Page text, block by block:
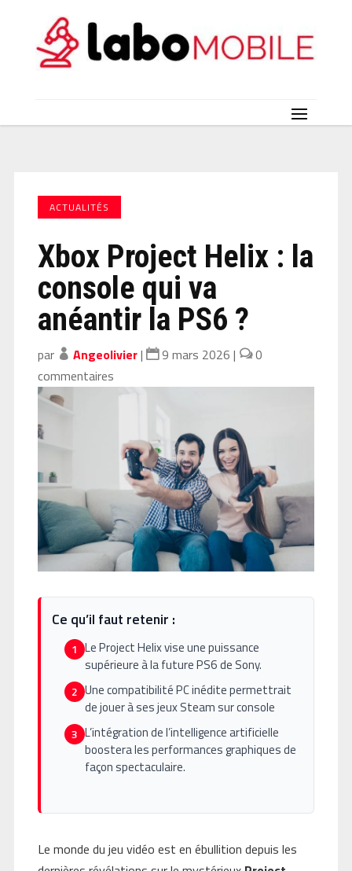
ACTUALITÉS
Xbox Project Helix : la
console qui va
anéantir la PS6 ?
par Angeolivier| 9 mars 2026 |
0
commentaires
Ce qu’il faut retenir :
1 Le Project Helix vise une puissance
supérieure à la future PS6 de Sony.
2 Une compatibilité PC inédite permettrait
de jouer à ses jeux Steam sur console
3 L’intégration de l’intelligence artificielle
boostera les performances graphiques de
façon spectaculaire.
Le monde du jeu vidéo est en ébullition depuis les